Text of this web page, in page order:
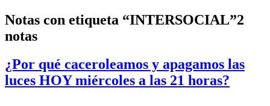
Notas con etiqueta “INTERSOCIAL”2
notas
¿Por qué caceroleamos y apagamos las
luces HOY miércoles a las 21 horas?